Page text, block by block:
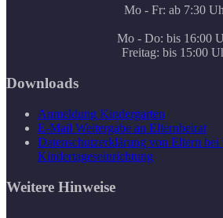
Mo - Fr: ab 7:30
Mo - Do: bis 16:00
Freitag: bis 15:00
Downloads
Anmeldung Kindergarten
E-Mail Weitergabe an Elternbeirat
Datenschutzerklärung von Eltern
Kindertageseinrichtung
Weitere Hinweise